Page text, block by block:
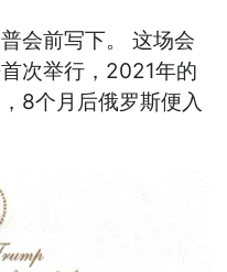
会前写下。 这场会
次举行，2021年的
8个月后俄罗斯便入